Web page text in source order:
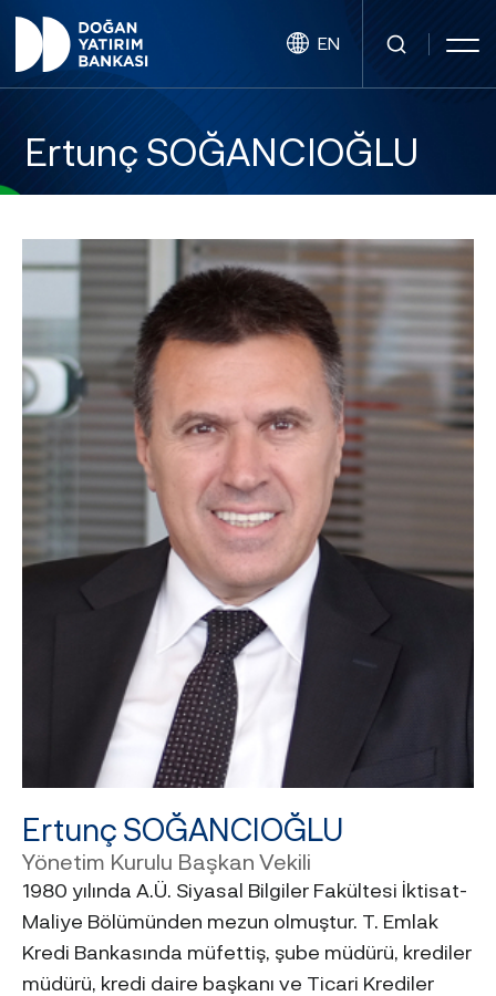
EN
Ertunç SOĞANCIOĞLU
Ertunç SOĞANCIOĞLU
Yönetim Kurulu Başkan Vekili
1980 yılında A.Ü. Siyasal Bilgiler Fakültesi İktisat-
Maliye Bölümünden mezun olmuştur. T. Emlak
Kredi Bankasında müfettiş, şube müdürü, krediler
müdürü, kredi daire başkanı ve Ticari Krediler